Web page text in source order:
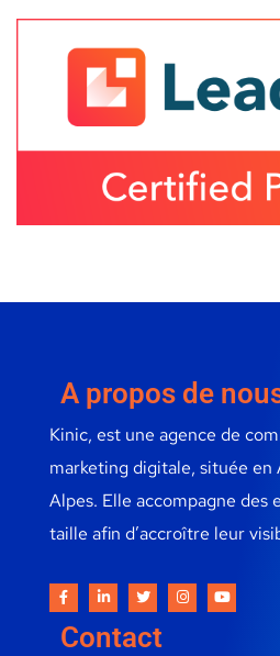
A propos de
Kinic, est une agence de
marketing digitale, située en
Alpes. Elle accompagne des
taille afin d’accroître leur
Contact